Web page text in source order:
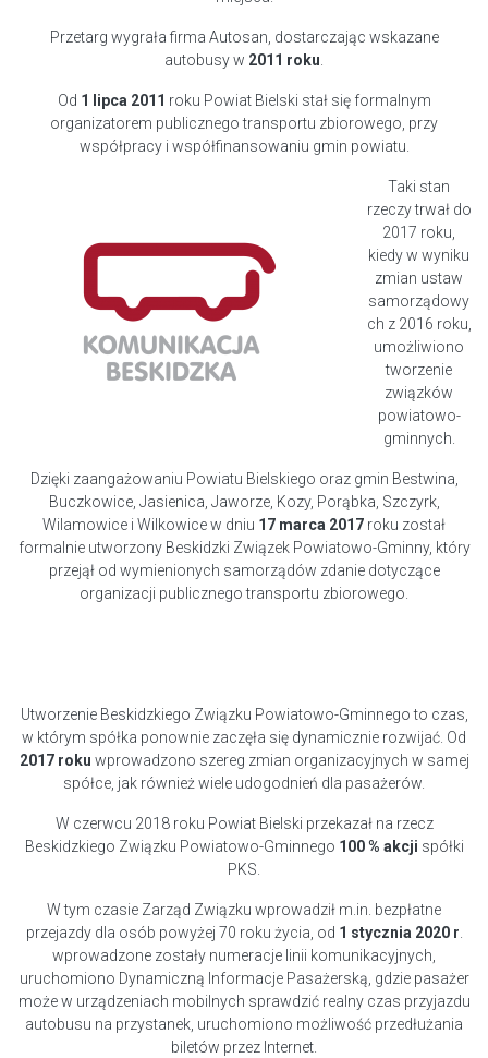
Przetarg wygrała firma Autosan, dostarczając wskazane
autobusy w 2011 roku.
Od 1 lipca 2011 roku Powiat Bielski stał się formalnym
organizatorem publicznego transportu zbiorowego, przy
współpracy i współfinansowaniu gmin powiatu.
Taki stan
rzeczy trwał do
2017 roku,
kiedy w wyniku
zmian ustaw
samorządowy
ch z 2016 roku,
umożliwiono
tworzenie
związków
powiatowo-
gminnych.
Dzięki zaangażowaniu Powiatu Bielskiego oraz gmin Bestwina,
Buczkowice, Jasienica, Jaworze, Kozy, Porąbka, Szczyrk,
Wilamowice i Wilkowice w dniu 17 marca 2017 roku został
formalnie utworzony Beskidzki Związek Powiatowo-Gminny, który
przejął od wymienionych samorządów zdanie dotyczące
organizacji publicznego transportu zbiorowego.
Utworzenie Beskidzkiego Związku Powiatowo-Gminnego to czas,
w którym spółka ponownie zaczęła się dynamicznie rozwijać. Od
2017 roku wprowadzono szereg zmian organizacyjnych w samej
spółce, jak również wiele udogodnień dla pasażerów.
W czerwcu 2018 roku Powiat Bielski przekazał na rzecz
Beskidzkiego Związku Powiatowo-Gminnego 100 % akcji spółki
PKS.
W tym czasie Zarząd Związku wprowadził m.in. bezpłatne
przejazdy dla osób powyżej 70 roku życia, od 1 stycznia 2020 r.
wprowadzone zostały numeracje linii komunikacyjnych,
uruchomiono Dynamiczną Informacje Pasażerską, gdzie pasażer
może w urządzeniach mobilnych sprawdzić realny czas przyjazdu
autobusu na przystanek, uruchomiono możliwość przedłużania
biletów przez Internet.